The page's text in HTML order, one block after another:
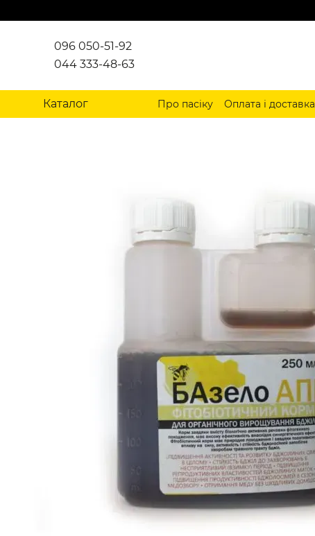
096 050-51-92
044 333-48-63
Каталог Про пасіку Оплата і доставка